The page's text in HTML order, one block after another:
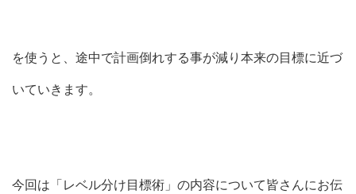
を使うと、途中で計画倒れする事が減り本来の目標に近づ
いていきます。
今回は「レベル分け目標術」の内容について皆さんにお伝